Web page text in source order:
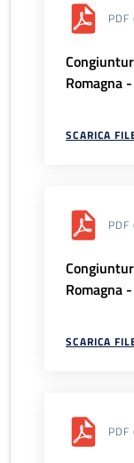
PDF
Romagna
SCARICA
PDF
Romagna
SCARICA
PDF